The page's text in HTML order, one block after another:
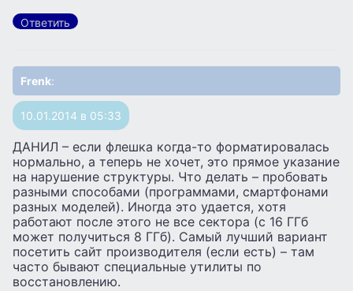
Ответить
Frenk:
10.01.2014 в 05:33
ДАНИЛ – если флешка когда-то форматировалась
нормально, а теперь не хочет, это прямое указание
на нарушение структуры. Что делать – пробовать
разными способами (программами, смартфонами
разных моделей). Иногда это удается, хотя
работают после этого не все сектора (с 16 ГГб
может получиться 8 ГГб). Самый лучший вариант
посетить сайт производителя (если есть) – там
часто бывают специальные утилиты по
восстановлению.